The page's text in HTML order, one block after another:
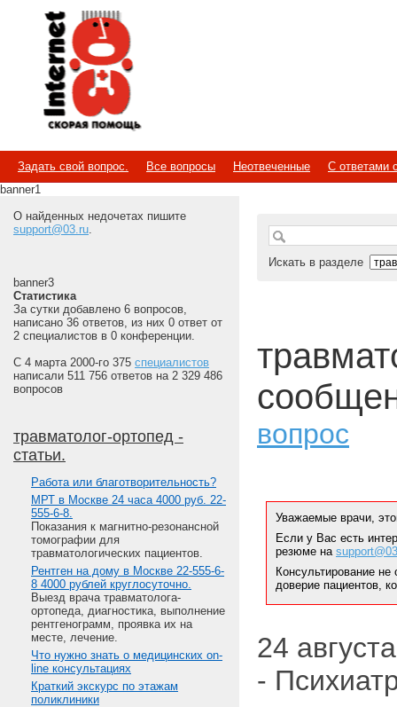
Internet
Скорая помощь
Задать свой вопрос. Все вопросы Неотвеченные
С ответами
banner1
О найденных недочетах пишите
support@03.ru.
banner3
Статистика
За сутки добавлено 6 вопросов,
написано 36 ответов, из них 0 ответ от
2 специалистов в 0 конференции.
С 4 марта 2000-го 375 специалистов
написали 511 756 ответов на 2 329 486
вопросов
травматолог-ортопед -
статьи.
Работа или благотворительность?
МРТ в Москве 24 часа 4000 руб. 22-
555-6-8.
Показания к магнитно-резонансной
томографии для
травматологических пациентов.
Рентген на дому в Москве 22-555-6-
8 4000 рублей круглосуточно.
Выезд врача травматолога-
ортопеда, диагностика, выполнение
рентгенограмм, проявка их на
месте, лечение.
Что нужно знать о медицинских on-
line консультациях
Краткий экскурс по этажам
поликлиники
Искать в разделе
вопрос
Уважаемые врачи,
Если у Вас есть
резюме на
Консультирование
доверие пациентов,
24
-